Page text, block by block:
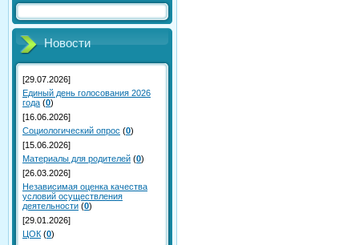
Новости
[29.07.2026]
Единый день голосования 2026
года (0)
[16.06.2026]
Социологический опрос (0)
[15.06.2026]
Материалы для родителей (0)
[26.03.2026]
Независимая оценка качества
условий осуществления
деятельности (0)
[29.01.2026]
ЦОК (0)